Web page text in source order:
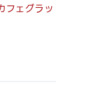
ェグラッ